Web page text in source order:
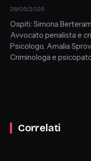
28/05/2026
Ospiti: Simona
Avvocato penalista e
Psicologo, Amalia
Criminologa e
Correlati